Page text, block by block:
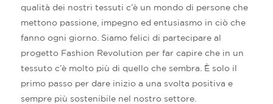
qualità dei nostri tessuti c’è un mondo di persone che
mettono passione, impegno ed entusiasmo in ciò che
fanno ogni giorno. Siamo felici di partecipare al
progetto Fashion Revolution per far capire che in un
tessuto c’è molto più di quello che sembra. È solo il
primo passo per dare inizio a una svolta positiva e
sempre più sostenibile nel nostro settore.